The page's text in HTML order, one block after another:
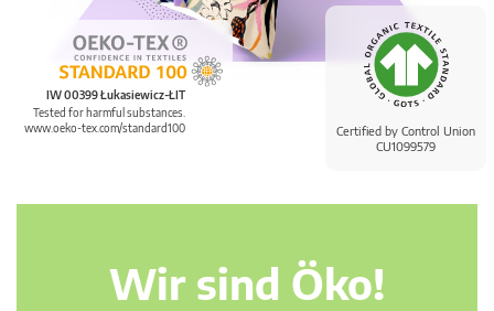
Certified by Control Union
CU1099579
IW 00399 Łukasiewicz-ŁIT
Tested for harmful substances.
www.oeko-tex.com/standard100
Wir sind Öko!